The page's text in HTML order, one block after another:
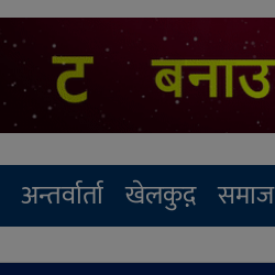
अन्तर्वार्ता खेलकुद़़ समाज